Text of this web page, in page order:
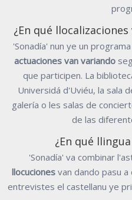
¿En qué
'Sonadía' nun ye un
actuaciones van variando
que participen. La
Universidá d'Uviéu, la sala
galería o les salas de
de las
¿En qué
'Sonadía' va combinar
llocuciones van dando pasu a
entrevistes el castellanu ye